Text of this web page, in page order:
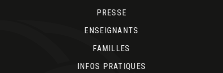
PRESSE
ENSEIGNANTS
FAMILLES
INFOS PRATIQUES